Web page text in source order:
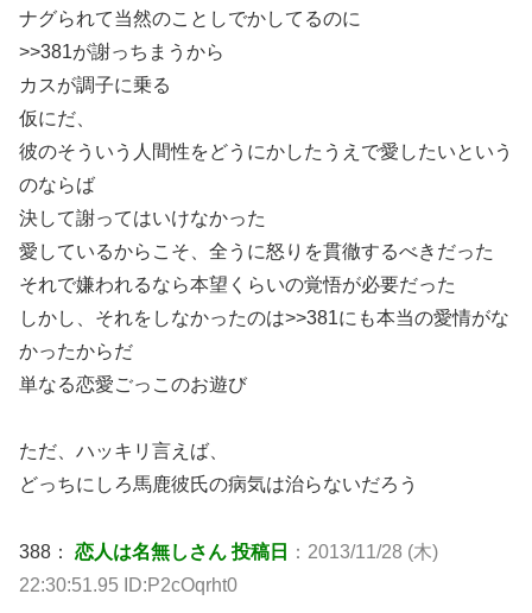
ナグられて当然のことしでかしてるのに
>>381が謝っちまうから
カスが調子に乗る
仮にだ、
彼のそういう人間性をどうにかしたうえで愛したいという
のならば
決して謝ってはいけなかった
愛しているからこそ、全うに怒りを貫徹するべきだった
それで嫌われるなら本望くらいの覚悟が必要だった
しかし、それをしなかったのは>>381にも本当の愛情がな
かったからだ
単なる恋愛ごっこのお遊び
ただ、ハッキリ言えば、
どっちにしろ馬鹿彼氏の病気は治らないだろう
388： 恋人は名無しさん 投稿日
：2013/11/28 (木)
22:30:51.95 ID:P2cOqrht0